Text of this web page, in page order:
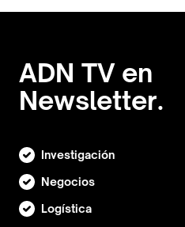
ADN TV en
Newsletter.
Investigación
Negocios
Logística